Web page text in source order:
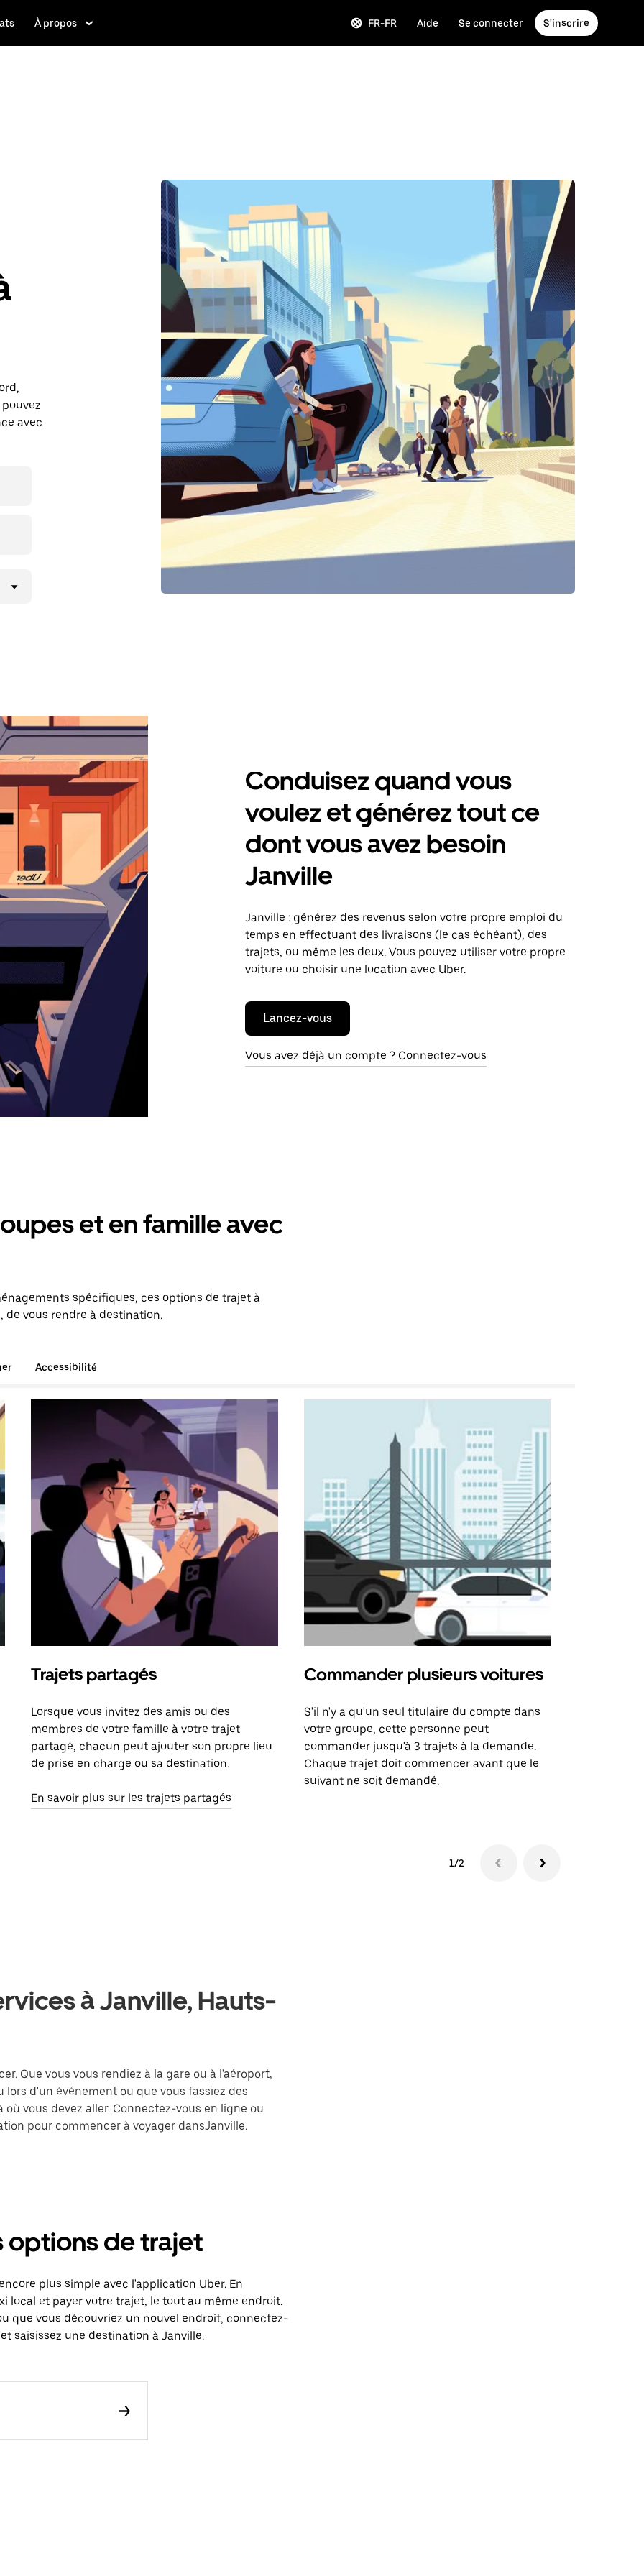
À propos FR-FR Aide Se connecter S'inscrire
avec
Conduisez quand vous
voulez et générez tout ce
dont vous avez besoin
Janville
Janville : générez des revenus selon votre propre emploi du
temps en effectuant des livraisons (le cas échéant), des
trajets, ou même les deux. Vous pouvez utiliser votre propre
voiture ou choisir une location avec Uber.
Lancez-vous
Vous avez déjà un compte ? Connectez-vous
et en famille avec
spécifiques, ces options de trajet à
de vous rendre à destination.
Accessibilité
Trajets partagés
Lorsque vous invitez des amis ou des
membres de votre famille à votre trajet
partagé, chacun peut ajouter son propre lieu
de prise en charge ou sa destination.
En savoir plus sur les trajets partagés
Commander plusieurs voitures
S'il n'y a qu'un seul titulaire du compte dans
votre groupe, cette personne peut
commander jusqu'à 3 trajets à la demande.
Chaque trajet doit commencer avant que le
suivant ne soit demandé.
1/2
à Janville, Hauts-
Que vous vous rendiez à la gare ou à l'aéroport,
d'un événement ou que vous fassiez des
vous devez aller. Connectez-vous en ligne ou
pour commencer à voyager dansJanville.
options de trajet
plus simple avec l'application Uber. En
local et payer votre trajet, le tout au même endroit.
que vous découvriez un nouvel endroit, connectez-
saisissez une destination à Janville.